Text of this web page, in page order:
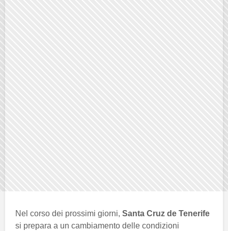
Nel corso dei prossimi giorni, Santa Cruz de Tenerife
si prepara a un cambiamento delle condizioni